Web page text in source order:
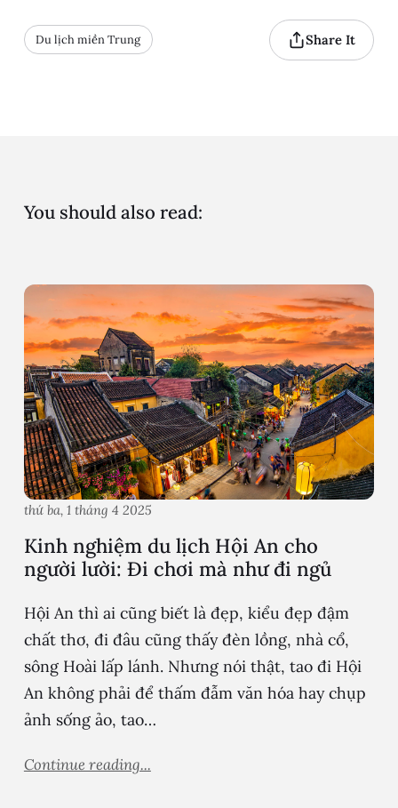
Du lịch miền Trung Share It
You should also read:
thứ ba, 1 tháng 4 2025
Kinh nghiệm du lịch Hội An cho
người lười: Đi chơi mà như đi ngủ
Hội An thì ai cũng biết là đẹp, kiểu đẹp đậm
chất thơ, đi đâu cũng thấy đèn lồng, nhà cổ,
sông Hoài lấp lánh. Nhưng nói thật, tao đi Hội
An không phải để thấm đẫm văn hóa hay chụp
ảnh sống ảo, tao…
Continue reading...